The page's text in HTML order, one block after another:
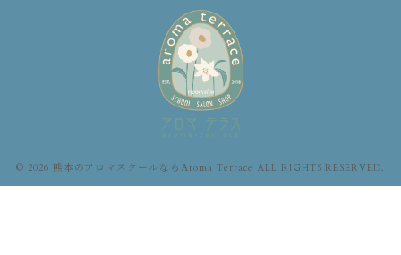
© 2026 熊本のアロマスクールならAroma Terrace ALL RIGHTS RESERVED.